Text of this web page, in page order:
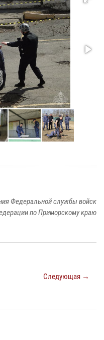
Федеральной службы войск
по Приморскому краю
Следующая →